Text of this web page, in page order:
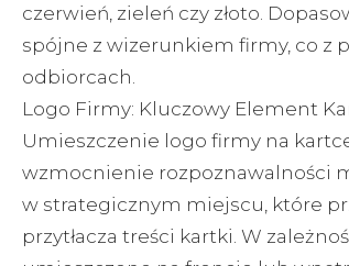
czerwień, zieleń czy złoto.
spójne z wizerunkiem firmy, co z
odbiorcach.
Logo Firmy: Kluczowy Element
Umieszczenie logo firmy na
wzmocnienie rozpoznawalności
w strategicznym miejscu, które
przytłacza treści kartki. W